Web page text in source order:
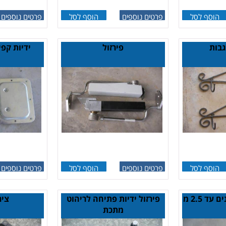
הוסף לסל פרטים נוספים הוסף לסל פרטים נוספים
הוסף לסל
פירזול
פרטים נוספים הוסף לסל
ידיות
פרטים נוספים
צירים בגדלים שונים עד 2.5 מ
פירזול ידיות פתיחה לריהוט
מתכת